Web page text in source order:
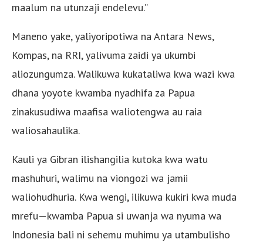
maalum na utunzaji endelevu.”
Maneno yake, yaliyoripotiwa na Antara News,
Kompas, na RRI, yalivuma zaidi ya ukumbi
aliozungumza. Walikuwa kukataliwa kwa wazi kwa
dhana yoyote kwamba nyadhifa za Papua
zinakusudiwa maafisa waliotengwa au raia
waliosahaulika.
Kauli ya Gibran ilishangilia kutoka kwa watu
mashuhuri, walimu na viongozi wa jamii
waliohudhuria. Kwa wengi, ilikuwa kukiri kwa muda
mrefu—kwamba Papua si uwanja wa nyuma wa
Indonesia bali ni sehemu muhimu ya utambulisho